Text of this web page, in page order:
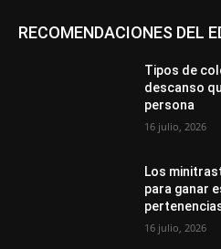
RECOMENDACIONES DEL
Tipos de
descanso
persona
16 julio, 2026
Los
para ganar
16 julio, 2026